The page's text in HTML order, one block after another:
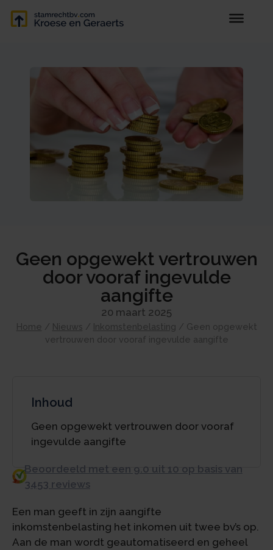
Geen opgewekt vertrouwen
door vooraf ingevulde
aangifte
20 maart 2025
Home / Nieuws / Inkomstenbelasting / Geen opgewekt
vertrouwen door vooraf ingevulde aangifte
Inhoud
Geen opgewekt vertrouwen door vooraf
ingevulde aangifte
Beoordeeld met een 9.0 uit 10 op basis van
3453 reviews
Een man geeft in zijn aangifte
inkomstenbelasting het inkomen uit twee bv’s op.
Aan de man wordt geautomatiseerd en geheel